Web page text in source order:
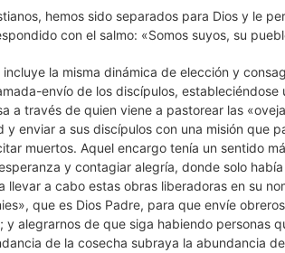
hemos sido separados para Dios y le
con el salmo: «Somos suyos, su
la misma dinámica de elección y
envío de los discípulos, estableciéndose
a través de quien viene a pastorear las
y enviar a sus discípulos con una misión que
muertos. Aquel encargo tenía un sentido
y contagiar alegría, donde solo
llevar a cabo estas obras liberadoras en su
que es Dios Padre, para que envíe
y alegrarnos de que siga habiendo personas
de la cosecha subraya la abundancia